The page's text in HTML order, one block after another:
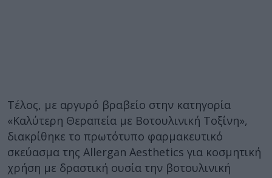
Τέλος, με αργυρό βραβείο στην κατηγορία
«Καλύτερη Θεραπεία με Βοτουλινική Τοξίνη»,
διακρίθηκε το πρωτότυπο φαρμακευτικό
σκεύασμα της Allergan Aesthetics για κοσμητική
χρήση με δραστική ουσία την βοτουλινική